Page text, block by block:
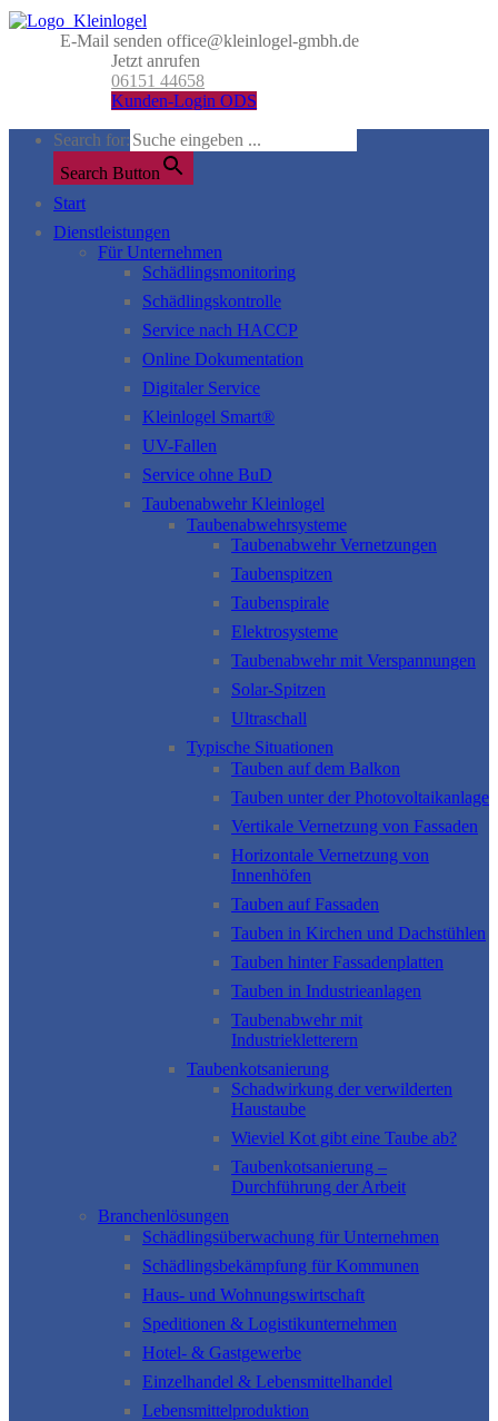
E-Mail senden office@kleinlogel-gmbh.de
Jetzt anrufen
06151 44658
Kunden-Login ODS
Search for:
Search Button
Start
Dienstleistungen
Für Unternehmen
Schädlingsmonitoring
Schädlingskontrolle
Service nach HACCP
Online Dokumentation
Digitaler Service
Kleinlogel Smart®
UV-Fallen
Service ohne BuD
Taubenabwehr Kleinlogel
Taubenabwehrsysteme
Taubenabwehr Vernetzungen
Taubenspitzen
Taubenspirale
Elektrosysteme
Taubenabwehr mit Verspannungen
Solar-Spitzen
Ultraschall
Typische Situationen
Tauben auf dem Balkon
Tauben unter der Photovoltaikanlage
Vertikale Vernetzung von Fassaden
Horizontale Vernetzung von
Innenhöfen
Tauben auf Fassaden
Tauben in Kirchen und Dachstühlen
Tauben hinter Fassadenplatten
Tauben in Industrieanlagen
Taubenabwehr mit
Industriekletterern
Taubenkotsanierung
Schadwirkung der verwilderten
Haustaube
Wieviel Kot gibt eine Taube ab?
Taubenkotsanierung –
Durchführung der Arbeit
Branchenlösungen
Schädlingsüberwachung für Unternehmen
Schädlingsbekämpfung für Kommunen
Haus- und Wohnungswirtschaft
Speditionen & Logistikunternehmen
Hotel- & Gastgewerbe
Einzelhandel & Lebensmittelhandel
Lebensmittelproduktion